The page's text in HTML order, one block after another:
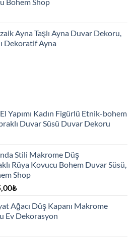
Ayna Taşlı Ayna Duvar Dekoru,
Dekoratif Ayna
Yapımı Kadın Figürlü Etnik-bohem
Duvar Süsü Duvar Dekoru
Stili Makrome Düş
Rüya Kovucu Bohem Duvar Süsü,
Shop
₺Şu
fiyat:
725,00₺.
Ağacı Düş Kapanı Makrome
Ev Dekorasyon